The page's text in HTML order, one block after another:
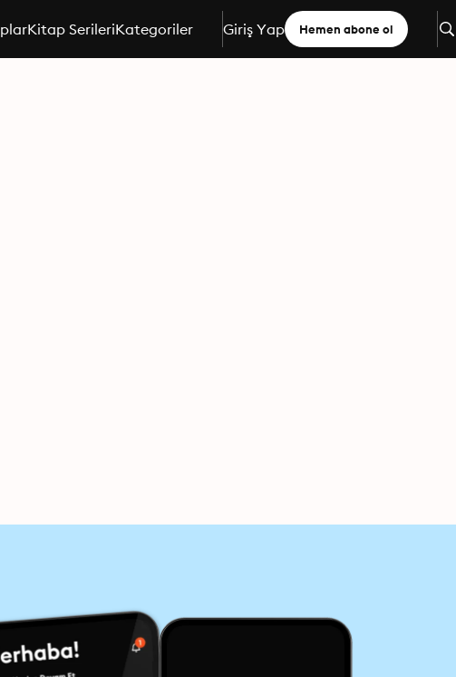
Kitap SerileriKategoriler Giriş Yap Hemen abone ol